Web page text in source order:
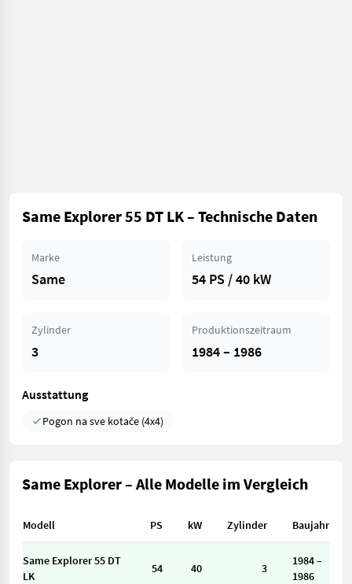
Same Explorer 55 DT LK – Technische Daten
Marke
Same
Leistung
54 PS / 40 kW
Zylinder
3
Produktionszeitraum
1984 – 1986
Ausstattung
Pogon na sve kotače (4x4)
Same Explorer – Alle Modelle im Vergleich
Modell PS kW Zylinder Baujahr
Same Explorer 55 DT
LK
54 40 3
1984 –
1986